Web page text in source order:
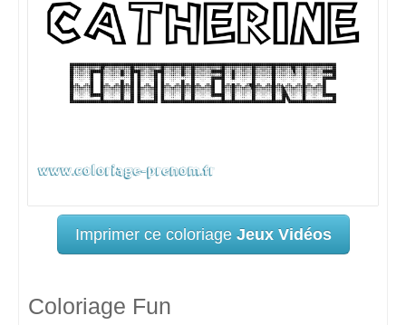
Imprimer ce coloriage Jeux Vidéos
Coloriage Fun